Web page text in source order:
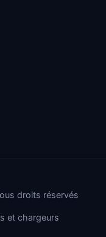
droits réservés
et chargeurs